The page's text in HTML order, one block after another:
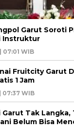
Garut Soroti
Instruktur
WIB
Fruitcity Garut
1 Jam
07:37 WIB
Garut Tak Langka,
Belum Bisa